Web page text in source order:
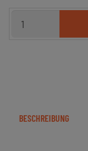
BESCHREIBUNG